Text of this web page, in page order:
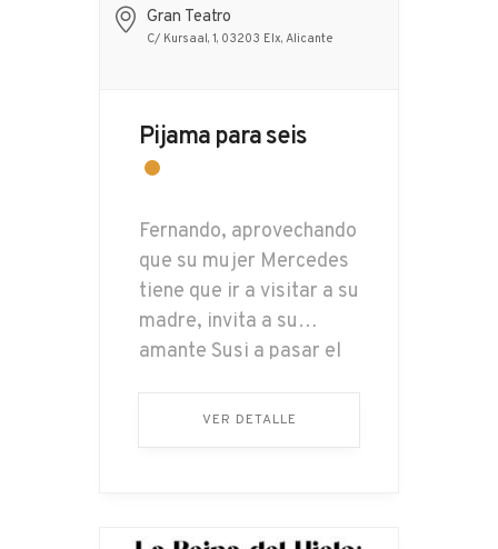
Gran Teatro
C/ Kursaal, 1, 03203 Elx, Alicante
Pijama para seis
Fernando, aprovechando
que su mujer Mercedes
tiene que ir a visitar a su
madre, invita a su
amante Susi a pasar el
también a un amigo
VER DETALLE